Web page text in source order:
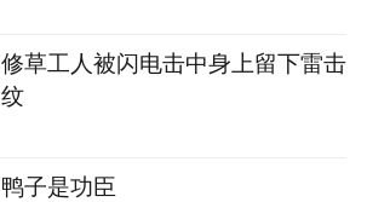
修草工人被闪电击中身上留下雷击
纹
鸭子是功臣